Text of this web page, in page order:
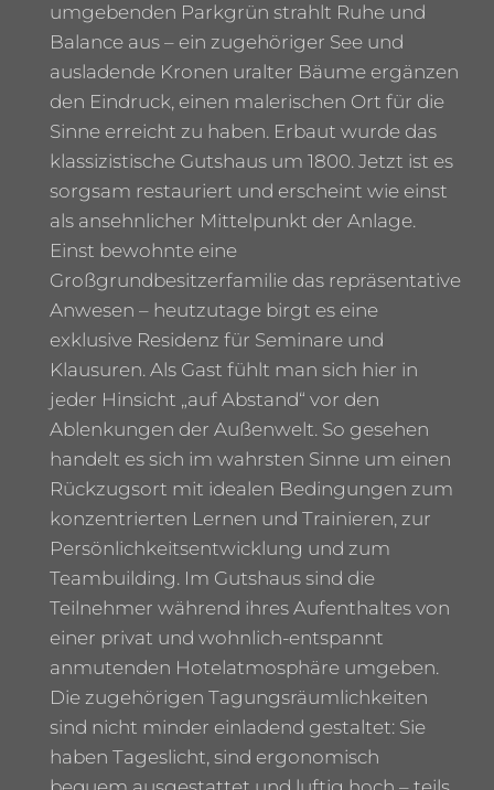
umgebenden Parkgrün strahlt Ruhe und
Balance aus – ein zugehöriger See und
ausladende Kronen uralter Bäume ergänzen
den Eindruck, einen malerischen Ort für die
Sinne erreicht zu haben. Erbaut wurde das
klassizistische Gutshaus um 1800. Jetzt ist es
sorgsam restauriert und erscheint wie einst
als ansehnlicher Mittelpunkt der Anlage.
Einst bewohnte eine
Großgrundbesitzerfamilie das repräsentative
Anwesen – heutzutage birgt es eine
exklusive Residenz für Seminare und
Klausuren. Als Gast fühlt man sich hier in
jeder Hinsicht „auf Abstand“ vor den
Ablenkungen der Außenwelt. So gesehen
handelt es sich im wahrsten Sinne um einen
Rückzugsort mit idealen Bedingungen zum
konzentrierten Lernen und Trainieren, zur
Persönlichkeitsentwicklung und zum
Teambuilding. Im Gutshaus sind die
Teilnehmer während ihres Aufenthaltes von
einer privat und wohnlich-entspannt
anmutenden Hotelatmosphäre umgeben.
Die zugehörigen Tagungsräumlichkeiten
sind nicht minder einladend gestaltet: Sie
haben Tageslicht, sind ergonomisch